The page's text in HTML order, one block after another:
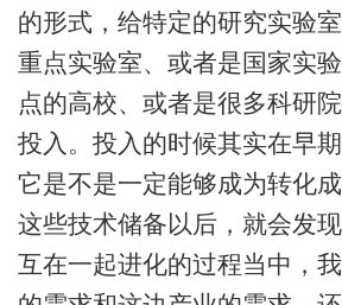
的形式，给特定的研究实验
重点实验室、或者是国家实
点的高校、或者是很多科研
投入。投入的时候其实在早
它是不是一定能够成为转化
这些技术储备以后，就会发
互在一起进化的过程当中，